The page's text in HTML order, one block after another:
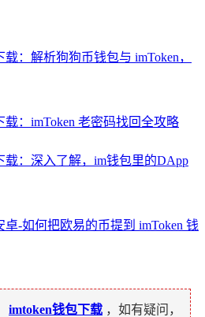
：解析狗狗币钱包与 imToken，
载：imToken 老密码找回全攻略
载：深入了解，im钱包里的DApp
卓-如何把欧易的币提到 imToken 钱
imtoken钱包下载 ，如有疑问，